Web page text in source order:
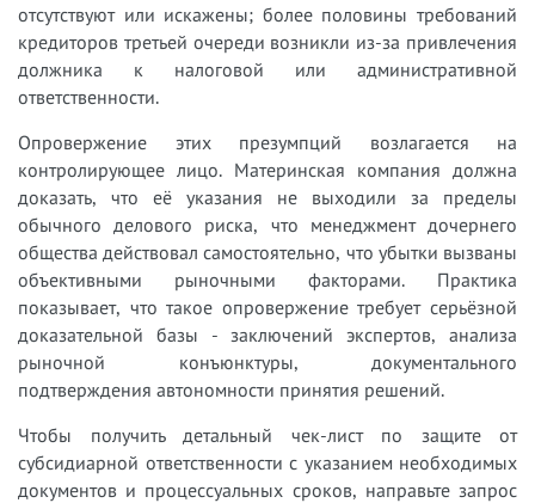
отсутствуют или искажены; более половины требований
кредиторов третьей очереди возникли из-за привлечения
должника к налоговой или административной
ответственности.
Опровержение этих презумпций возлагается на
контролирующее лицо. Материнская компания должна
доказать, что её указания не выходили за пределы
обычного делового риска, что менеджмент дочернего
общества действовал самостоятельно, что убытки вызваны
объективными рыночными факторами. Практика
показывает, что такое опровержение требует серьёзной
доказательной базы - заключений экспертов, анализа
рыночной конъюнктуры, документального
подтверждения автономности принятия решений.
Чтобы получить детальный чек-лист по защите от
субсидиарной ответственности с указанием необходимых
документов и процессуальных сроков, направьте запрос